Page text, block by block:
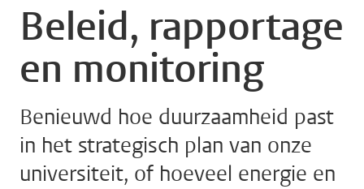
Beleid, rapportage
en monitoring
Benieuwd hoe duurzaamheid past
in het strategisch plan van onze
universiteit, of hoeveel energie en